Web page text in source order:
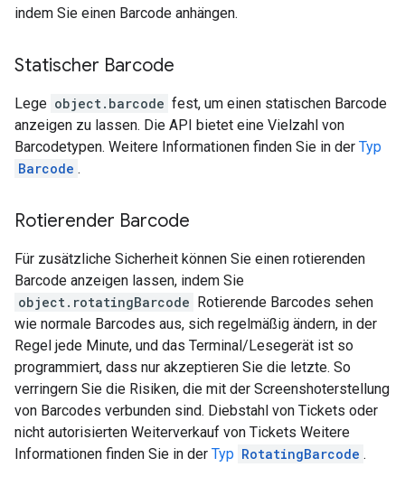
indem Sie einen Barcode anhängen.
Statischer Barcode
Lege object.barcode fest, um einen statischen Barcode
anzeigen zu lassen. Die API bietet eine Vielzahl von
Barcodetypen. Weitere Informationen finden Sie in der Typ
Barcode .
Rotierender Barcode
Für zusätzliche Sicherheit können Sie einen rotierenden
Barcode anzeigen lassen, indem Sie
object.rotatingBarcode Rotierende Barcodes sehen
wie normale Barcodes aus, sich regelmäßig ändern, in der
Regel jede Minute, und das Terminal/Lesegerät ist so
programmiert, dass nur akzeptieren Sie die letzte. So
verringern Sie die Risiken, die mit der Screenshoterstellung
von Barcodes verbunden sind. Diebstahl von Tickets oder
nicht autorisierten Weiterverkauf von Tickets Weitere
Informationen finden Sie in der Typ RotatingBarcode .